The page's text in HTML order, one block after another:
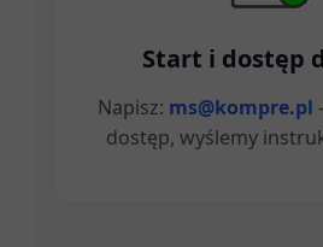
Start i dostęp
Napisz: ms@kompre.pl
dostęp, wyślemy